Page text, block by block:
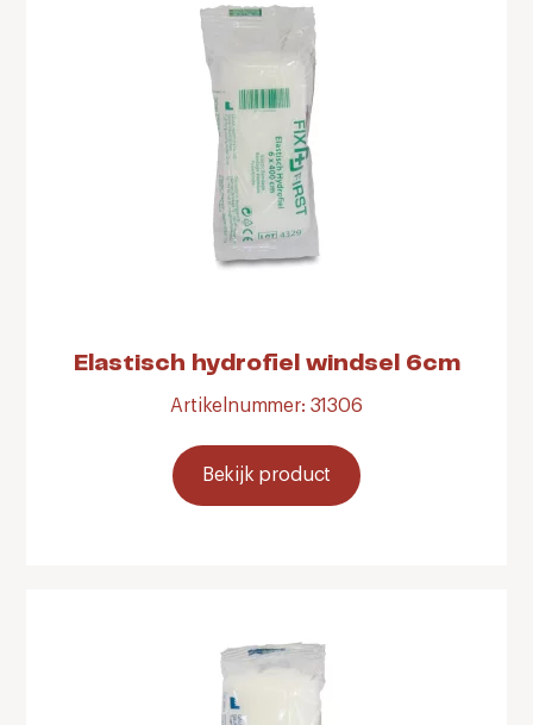
Elastisch hydrofiel windsel 6cm
Artikelnummer: 31306
Bekijk product